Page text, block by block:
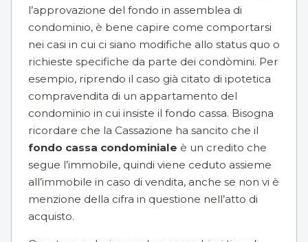
l’approvazione del fondo in assemblea di
condominio, è bene capire come comportarsi
nei casi in cui ci siano modifiche allo status quo o
richieste specifiche da parte dei condòmini. Per
esempio, riprendo il caso già citato di ipotetica
compravendita di un appartamento del
condominio in cui insiste il fondo cassa. Bisogna
ricordare che la Cassazione ha sancito che il
fondo cassa condominiale è un credito che
segue l’immobile, quindi viene ceduto assieme
all’immobile in caso di vendita, anche se non vi è
menzione della cifra in questione nell’atto di
acquisto.